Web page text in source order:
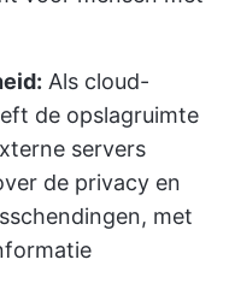
Als cloud-
de opslagruimte
servers
de privacy en
met